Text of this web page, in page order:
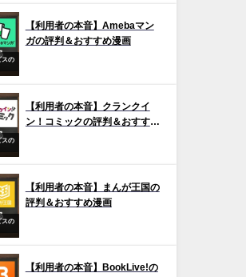
スの
【利用者の本音】Amebaマン
ガの評判＆おすすめ漫画
スの
【利用者の本音】クランクイ
ン！コミックの評判＆おすすめ
スの
【利用者の本音】まんが王国の
評判＆おすすめ漫画
【利用者の本音】BookLive!の